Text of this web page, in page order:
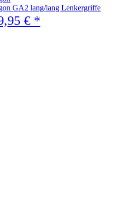
GA2 lang/lang Lenkergriffe
€ *